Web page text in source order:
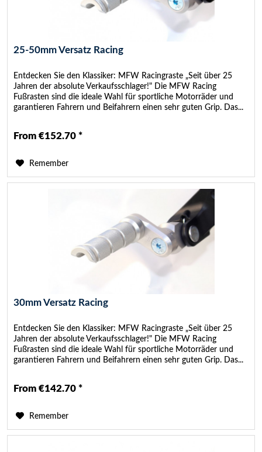
25-50mm Versatz Racing
Entdecken Sie den Klassiker: MFW Racingraste „Seit über 25
Jahren der absolute Verkaufsschlager!" Die MFW Racing
Fußrasten sind die ideale Wahl für sportliche Motorräder und
garantieren Fahrern und Beifahrern einen sehr guten Grip. Das...
From €152.70 *
Remember
30mm Versatz Racing
Entdecken Sie den Klassiker: MFW Racingraste „Seit über 25
Jahren der absolute Verkaufsschlager!" Die MFW Racing
Fußrasten sind die ideale Wahl für sportliche Motorräder und
garantieren Fahrern und Beifahrern einen sehr guten Grip. Das...
From €142.70 *
Remember